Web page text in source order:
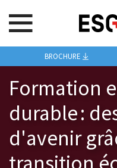
Formation
durable :
d'avenir
BROCHURE